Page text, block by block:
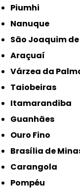
Piumhi
Nanuque
São Joaquim
Araçuaí
Várzea da
Taiobeiras
Itamarandiba
Guanhães
Ouro Fino
Brasília de
Carangola
Pompéu